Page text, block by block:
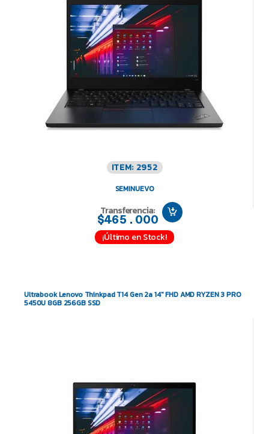
ITEM: 2952
SEMINUEVO
Transferencia:
$465.000
¡Último en Stock!
Ultrabook Lenovo Thinkpad T14 Gen 2a 14″ FHD AMD RYZEN 3 PRO
5450U 8GB 256GB SSD